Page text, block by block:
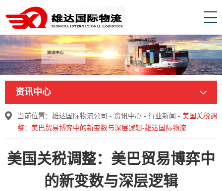
资讯中心
当前位置： 雄达国际物流公司 - 资讯中心 - 行业新闻 - 美国关税调
整：美巴贸易博弈中的新变数与深层逻辑-雄达国际物流
美国关税调整：美巴贸易博弈中
的新变数与深层逻辑